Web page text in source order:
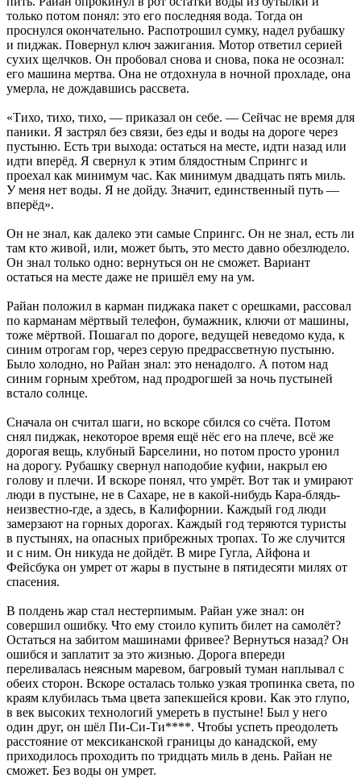
только потом понял: это его последняя вода. Тогда он
проснулся окончательно. Распотрошил сумку, надел рубашку
и пиджак. Повернул ключ зажигания. Мотор ответил серией
сухих щелчков. Он пробовал снова и снова, пока не осознал:
его машина мертва. Она не отдохнула в ночной прохладе, она
умерла, не дождавшись рассвета.
«Тихо, тихо, тихо, — приказал он себе. — Сейчас не время для
паники. Я застрял без связи, без еды и воды на дороге через
пустыню. Есть три выхода: остаться на месте, идти назад или
идти вперёд. Я свернул к этим блядостным Спрингс и
проехал как минимум час. Как минимум двадцать пять миль.
У меня нет воды. Я не дойду. Значит, единственный путь —
вперёд».
Он не знал, как далеко эти самые Спрингс. Он не знал, есть ли
там кто живой, или, может быть, это место давно обезлюдело.
Он знал только одно: вернуться он не сможет. Вариант
остаться на месте даже не пришёл ему на ум.
Райан положил в карман пиджака пакет с орешками, рассовал
по карманам мёртвый телефон, бумажник, ключи от машины,
тоже мёртвой. Пошагал по дороге, ведущей неведомо куда, к
синим отрогам гор, через серую предрассветную пустыню.
Было холодно, но Райан знал: это ненадолго. А потом над
синим горным хребтом, над продрогшей за ночь пустыней
встало солнце.
Сначала он считал шаги, но вскоре сбился со счёта. Потом
снял пиджак, некоторое время ещё нёс его на плече, всё же
дорогая вещь, клубный Барселини, но потом просто уронил
на дорогу. Рубашку свернул наподобие куфии, накрыл ею
голову и плечи. И вскоре понял, что умрёт. Вот так и умирают
люди в пустыне, не в Сахаре, не в какой-нибудь Кара-блядь-
неизвестно-где, а здесь, в Калифорнии. Каждый год люди
замерзают на горных дорогах. Каждый год теряются туристы
в пустынях, на опасных прибрежных тропах. То же случится
и с ним. Он никуда не дойдёт. В мире Гугла, Айфона и
Фейсбука он умрет от жары в пустыне в пятидесяти милях от
спасения.
В полдень жар стал нестерпимым. Райан уже знал: он
совершил ошибку. Что ему стоило купить билет на самолёт?
Остаться на забитом машинами фривее? Вернуться назад? Он
ошибся и заплатит за это жизнью. Дорога впереди
переливалась неясным маревом, багровый туман наплывал с
обеих сторон. Вскоре осталась только узкая тропинка света, по
краям клубилась тьма цвета запекшейся крови. Как это глупо,
в век высоких технологий умереть в пустыне! Был у него
один друг, он шёл Пи-Си-Ти****. Чтобы успеть преодолеть
расстояние от мексиканской границы до канадской, ему
приходилось проходить по тридцать миль в день. Райан не
сможет. Без воды он умрет.